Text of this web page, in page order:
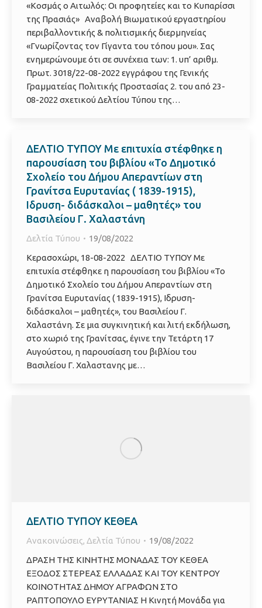
«Κοσμάς ο Αιτωλός: Οι προφητείες και το Κυπαρίσσι
της Πρασιάς» Αναβολή Βιωματικού εργαστηρίου
περιβαλλοντικής & πολιτισμικής διερμηνείας
«Γνωρίζοντας τον Γίγαντα του τόπου μου». Σας
ενημερώνουμε ότι σε συνέχεια των: 1. υπ’ αριθμ.
Πρωτ. 3018/22-08-2022 εγγράφου της Γενικής
Γραμματείας Πολιτικής Προστασίας 2. του από 23-
08-2022 σχετικού Δελτίου Τύπου της…
ΔΕΛΤΙΟ ΤΥΠΟΥ Με επιτυχία στέφθηκε η
παρουσίαση του βιβλίου «Το Δημοτικό
Σχολείο του Δήμου Απεραντίων στη
Γρανίτσα Ευρυτανίας ( 1839-1915),
Ιδρυση- διδάσκαλοι – μαθητές» του
Βασιλείου Γ. Χαλαστάνη
Δελτία Τύπου
19/08/2022
Κερασοχώρι, 18-08-2022 ΔΕΛΤΙΟ ΤΥΠΟΥ Με
επιτυχία στέφθηκε η παρουσίαση του βιβλίου «Το
Δημοτικό Σχολείο του Δήμου Απεραντίων στη
Γρανίτσα Ευρυτανίας ( 1839-1915), Ιδρυση-
διδάσκαλοι – μαθητές», του Βασιλείου Γ.
Χαλαστάνη. Σε μια συγκινητική και λιτή εκδήλωση,
στο χωριό της Γρανίτσας, έγινε την Τετάρτη 17
Αυγούστου, η παρουσίαση του βιβλίου του
Βασιλείου Γ. Χαλαστανης με…
ΔΕΛΤΙΟ ΤΥΠΟΥ ΚΕΘΕΑ
Ανακοινώσεις, Δελτία Τύπου
19/08/2022
ΔΡΑΣΗ ΤΗΣ ΚΙΝΗΤΗΣ ΜΟΝΑΔΑΣ ΤΟΥ ΚΕΘΕΑ
ΕΞΟΔΟΣ ΣΤΕΡΕΑΣ ΕΛΛΑΔΑΣ ΚΑΙ ΤΟΥ ΚΕΝΤΡΟΥ
ΚΟΙΝΟΤΗΤΑΣ ΔΗΜΟΥ ΑΓΡΑΦΩΝ ΣΤΟ
ΡΑΠΤΟΠΟΥΛΟ ΕΥΡΥΤΑΝΙΑΣ Η Κινητή Μονάδα για